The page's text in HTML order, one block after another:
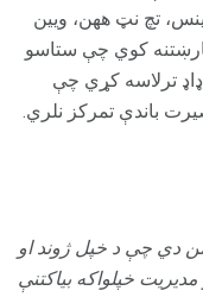
تچ نټ ههن، ویین
کوي چې ستاسو
ترلاسه کړي چې
باندې تمرکز نلري.
دي چې د خپل ژوند او
خپلواکه بیاکتنې